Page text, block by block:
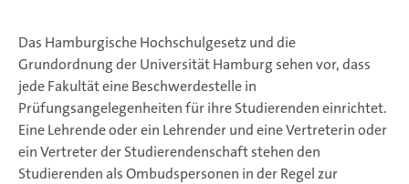
Das Hamburgische Hochschulgesetz und die
Grundordnung der Universität Hamburg sehen vor, dass
jede Fakultät eine Beschwerdestelle in
Prüfungsangelegenheiten für ihre Studierenden einrichtet.
Eine Lehrende oder ein Lehrender und eine Vertreterin oder
ein Vertreter der Studierendenschaft stehen den
Studierenden als Ombudspersonen in der Regel zur